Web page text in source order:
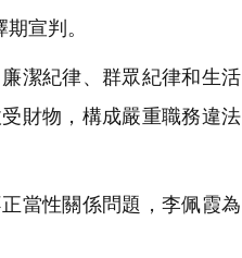
宣判。
潔紀律、群眾紀律和生活
財物，構成嚴重職務違法
當性關係問題，李佩霞為